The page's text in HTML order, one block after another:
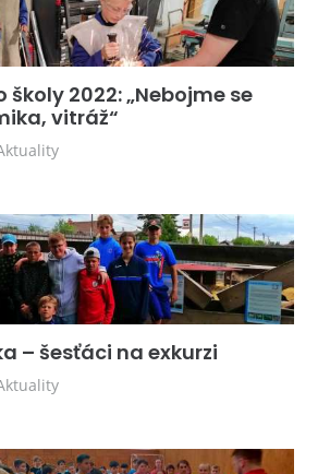
2022: „Nebojme se
vitráž“
– šesťáci na exkurzi